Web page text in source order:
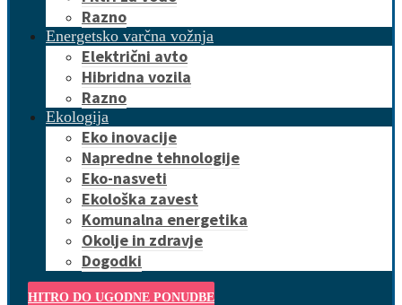
Razno
Energetsko varčna vožnja
Električni avto
Hibridna vozila
Razno
Ekologija
Eko inovacije
Napredne tehnologije
Eko-nasveti
Ekološka zavest
Komunalna energetika
Okolje in zdravje
Dogodki
HITRO DO UGODNE PONUDBE